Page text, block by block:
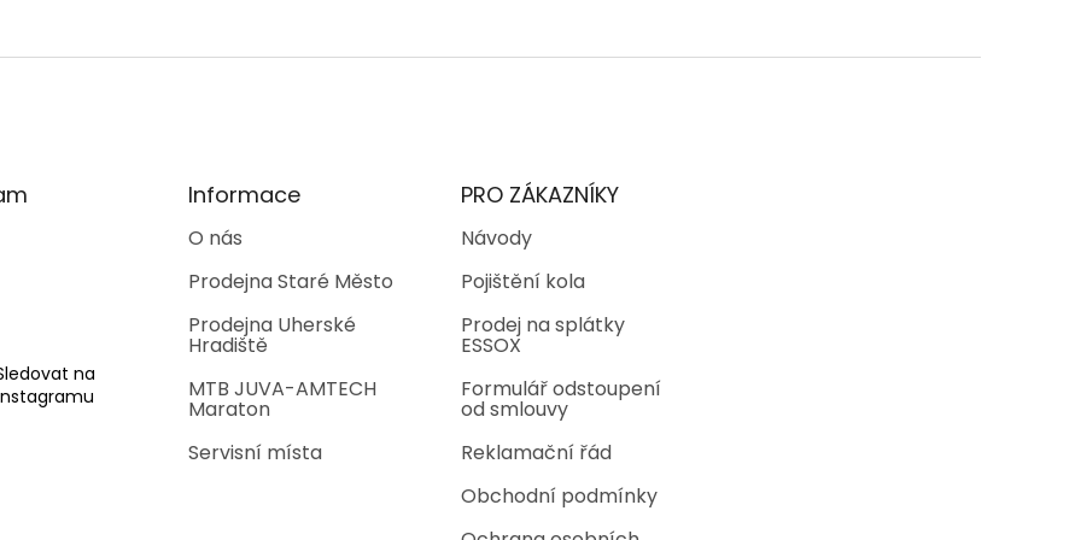
na
Informace
O nás
Prodejna Staré Město
Prodejna Uherské
Hradiště
MTB JUVA-AMTECH
Maraton
Servisní místa
PRO ZÁKAZNÍKY
Návody
Pojištění kola
Prodej na splátky
ESSOX
Formulář odstoupení
od smlouvy
Reklamační řád
Obchodní podmínky